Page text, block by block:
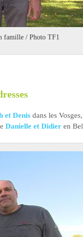
famille / Photo TF1
et Denis dans les Vosges,
Danielle et Didier en